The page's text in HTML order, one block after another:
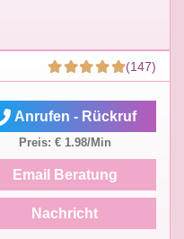
(147)
Anrufen - Rückruf
Preis: € 1.98/Min
Email Beratung
Nachricht